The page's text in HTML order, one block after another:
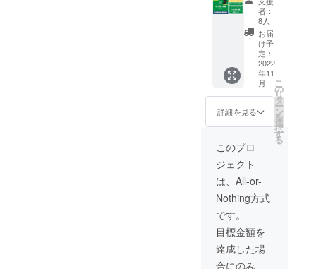
ざいま
せん。
効果に
は個人
差がご
ざいま
すこと
を予め
くださ
い。」
ではご
ざいま
せん。
効果に
は個人
差がご
ざいま
すこと
ご了承
くださ
数/時間
制限な
し） ※
チケッ
トの使
用期限
は発行
日から6
か月間
です。
※ご利用
営業時
21:00の
間とな
りま
す。 ※
3ヶ月間
の期間
利用料
（24,00
ポート
■6ヶ月
間ジム
使い放
題（日
数/時間
制限な
し） ※
チケッ
トの使
日から6
か月間
です。
※ご利用
時間は
営業時
間とな
りま
す。 ※
ケット1
枚 対
象）一
般／ご
支援
者・ご
家族、
ご友人
へのギ
フトと
してご
利用頂
けま
す。
【内
容】 ■
初回カ
ウンセ
シンの
使い方
説明レ
者：
8人
お届
け予
定：
2022
年11
月
詳細を見る
こ
の
リ
タ
ー
ン
を
選
択
す
る
このプロ
ジェクト
は、All-or-
Nothing方式
です。
目標金額を
達成した場
合にのみ、